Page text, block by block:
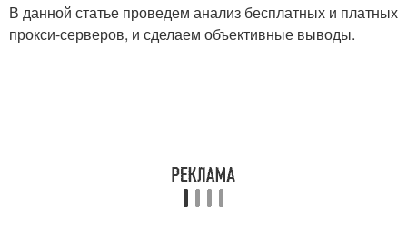
В данной статье проведем анализ бесплатных и платных
прокси-серверов, и сделаем объективные выводы.